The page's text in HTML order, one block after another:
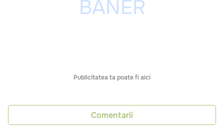
Publicitatea ta poate fi aici
Comentarii